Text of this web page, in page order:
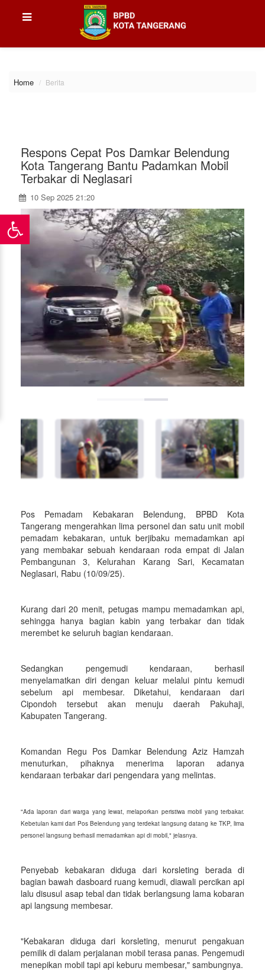
Home Berita
Respons Cepat Pos Damkar Belendung
Kota Tangerang Bantu Padamkan Mobil
Terbakar di Neglasari
10 Sep 2025 21:20
Pos Pemadam Kebakaran Belendung, BPBD Kota
Tangerang mengerahkan lima personel dan satu unit mobil
pemadam kebakaran, untuk berjibaku memadamkan api
yang membakar sebuah kendaraan roda empat di Jalan
Pembangunan 3, Kelurahan Karang Sari, Kecamatan
Neglasari, Rabu (10/09/25).
Kurang dari 20 menit, petugas mampu memadamkan api,
sehingga hanya bagian kabin yang terbakar dan tidak
merembet ke seluruh bagian kendaraan.
Sedangkan pengemudi kendaraan, berhasil
menyelamatkan diri dengan keluar melalui pintu kemudi
sebelum api membesar. Diketahui, kendaraan dari
Cipondoh tersebut akan menuju daerah Pakuhaji,
Kabupaten Tangerang.
Komandan Regu Pos Damkar Belendung Aziz Hamzah
menuturkan, pihaknya menerima laporan adanya
kendaraan terbakar dari pengendara yang melintas.
"Ada laporan dari warga yang lewat, melaporkan peristiwa mobil yang terbakar.
Kebetulan kami dari Pos Belendung yang terdekat langsung datang ke TKP, lima
personel langsung berhasil memadamkan api di mobil," jelasnya.
Penyebab kebakaran diduga dari korsleting berada di
bagian bawah dasboard ruang kemudi, diawali percikan api
lalu disusul asap tebal dan tidak berlangsung lama kobaran
api langsung membesar.
"Kebakaran diduga dari korsleting, menurut pengakuan
pemilik di dalam perjalanan mobil terasa panas. Pengemudi
menepikan mobil tapi api keburu membesar," sambungnya.